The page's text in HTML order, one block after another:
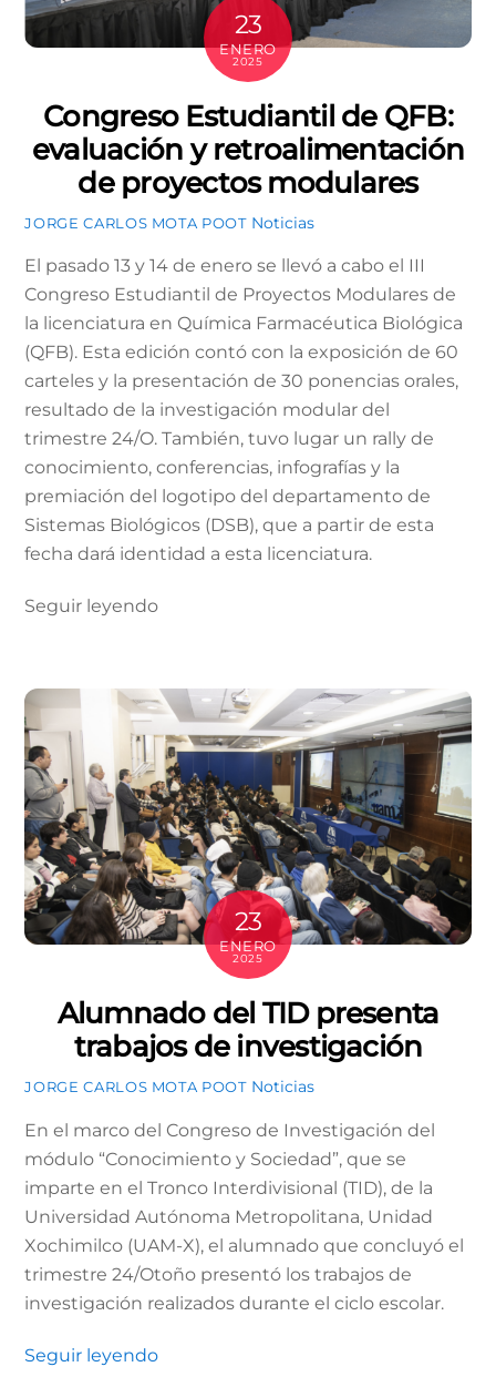
23
ENERO
2025
Congreso Estudiantil de QFB:
evaluación y retroalimentación
de proyectos modulares
JORGE CARLOS MOTA POOT Noticias
El pasado 13 y 14 de enero se llevó a cabo el III
Congreso Estudiantil de Proyectos Modulares de
la licenciatura en Química Farmacéutica Biológica
(QFB). Esta edición contó con la exposición de 60
carteles y la presentación de 30 ponencias orales,
resultado de la investigación modular del
trimestre 24/O. También, tuvo lugar un rally de
conocimiento, conferencias, infografías y la
premiación del logotipo del departamento de
Sistemas Biológicos (DSB), que a partir de esta
fecha dará identidad a esta licenciatura.
Seguir leyendo
23
ENERO
2025
Alumnado del TID presenta
trabajos de investigación
JORGE CARLOS MOTA POOT Noticias
En el marco del Congreso de Investigación del
módulo “Conocimiento y Sociedad”, que se
imparte en el Tronco Interdivisional (TID), de la
Universidad Autónoma Metropolitana, Unidad
Xochimilco (UAM-X), el alumnado que concluyó el
trimestre 24/Otoño presentó los trabajos de
investigación realizados durante el ciclo escolar.
Seguir leyendo